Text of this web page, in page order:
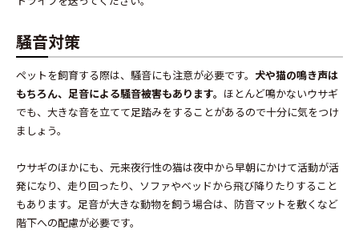
騒音対策
ペットを飼育する際は、騒音にも注意が必要です。 犬や猫の鳴き声は
もちろん、足音による騒音被害もあります。 ほとんど鳴かないウサギ
でも、大きな音を立てて足踏みをすることがあるので十分に気をつけ
ましょう。
ウサギのほかにも、元来夜行性の猫は夜中から早朝にかけて活動が活
発になり、走り回ったり、ソファやベッドから飛び降りたりすること
もあります。足音が大きな動物を飼う場合は、防音マットを敷くなど
階下への配慮が必要です。